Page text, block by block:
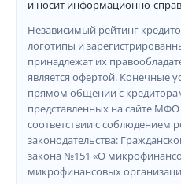
и носит информационно-
Независимый рейтинг
логотипы и
принадлежат их
является офертой. Конечные
прямом общении с
представленных на сайте
соответствии с соблюдением
законодательства:
закона №151 «О
микрофинансовых